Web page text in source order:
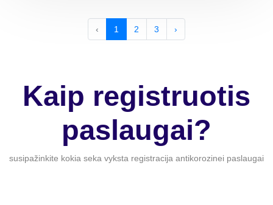
‹ 1 2 3 ›
Kaip registruotis
paslaugai?
susipažinkite kokia seka vyksta registracija antikorozinei paslaugai